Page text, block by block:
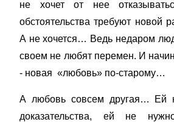
не хочет от нее
обстоятельства требуют новой
А не хочется… Ведь недаром
своем не любят перемен. И
- новая «любовь» по-старому…
А любовь совсем другая… Ей
доказательства, ей не